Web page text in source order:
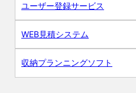
ユーザー登録サービス
WEB見積システム
収納プランニングソフト